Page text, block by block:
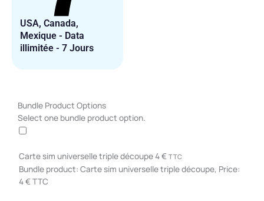
USA, Canada,
Mexique - Data
illimitée - 7 Jours
Bundle Product Options
Select one bundle product option.
Carte sim universelle triple découpe4€ TTC
Bundle product: Carte sim universelle triple découpe, Price:
4 € TTC
quantité
de
Mexique
-